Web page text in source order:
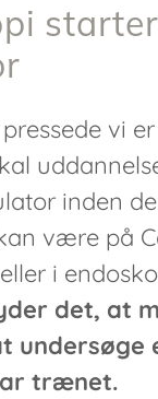
vi
inden
være på
i
det, at
undersøge
trænet.